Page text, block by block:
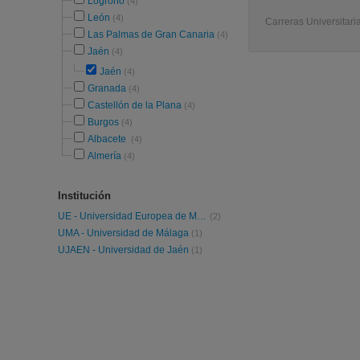
León (4)
Las Palmas de Gran Canaria (4)
Jaén (4)
Jaén (4)
Granada (4)
Castellón de la Plana (4)
Burgos (4)
Albacete (4)
Almería (4)
Institución
UE - Universidad Europea de Madrid (2)
UMA - Universidad de Málaga (1)
UJAEN - Universidad de Jaén (1)
Carreras